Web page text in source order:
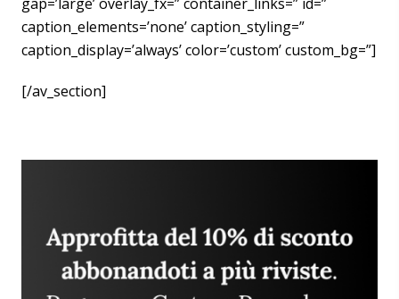
caption_elements=’none’ caption_styling=”
caption_display=’always’ color=’custom’ custom_bg=”]
[/av_section]